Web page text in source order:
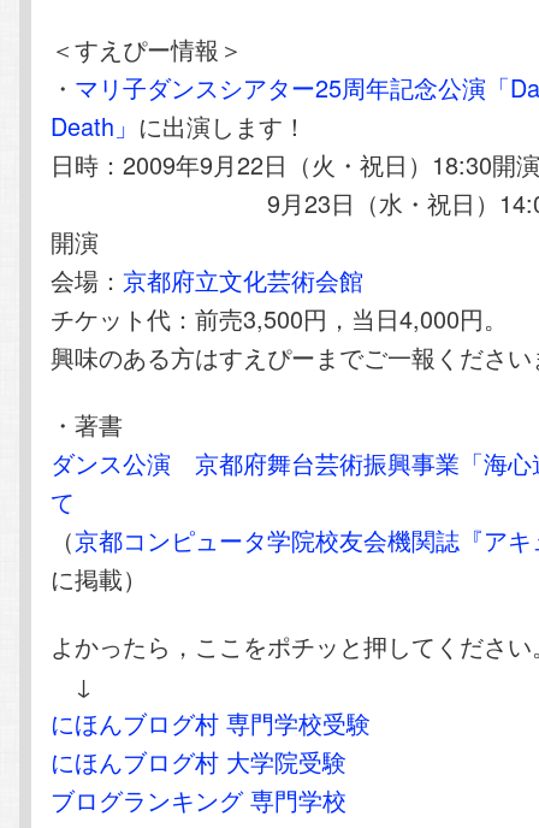
＜すえぴー情報＞
・ マリ子ダンスシアター25周年記念公演「
Death」 に出演します！
日時：2009年9月22日（火・祝日）18:30開
9月23日（水・祝日）14:00
開演
会場： 京都府立文化芸術会館
チケット代：前売3,500円，当日4,000円。
興味のある方はすえぴーまでご一報くださ
・著書
ダンス公演 京都府舞台芸術振興事業「海心
て
（京都コンピュータ学院校友会機関誌『ア
に掲載）
よかったら，ここをポチッと押してください
↓
にほんブログ村 専門学校受験
にほんブログ村 大学院受験
ブログランキング 専門学校